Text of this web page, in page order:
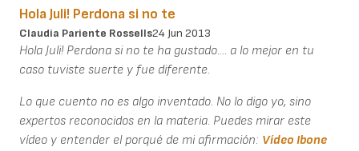
Hola Juli! Perdona si no te
Claudia Pariente Rossells24 Jun 2013
Hola Juli! Perdona si no te ha gustado.... a lo mejor en tu
caso tuviste suerte y fue diferente.
Lo que cuento no es algo inventado. No lo digo yo, sino
expertos reconocidos en la materia. Puedes mirar este
vídeo y entender el porqué de mi afirmación: Vídeo Ibone